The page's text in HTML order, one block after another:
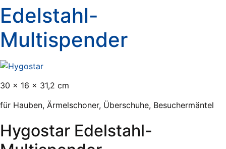
Edelstahl-
Multispender
30 x 16 x 31,2 cm
für Hauben, Ärmelschoner, Überschuhe, Besuchermäntel
Hygostar Edelstahl-